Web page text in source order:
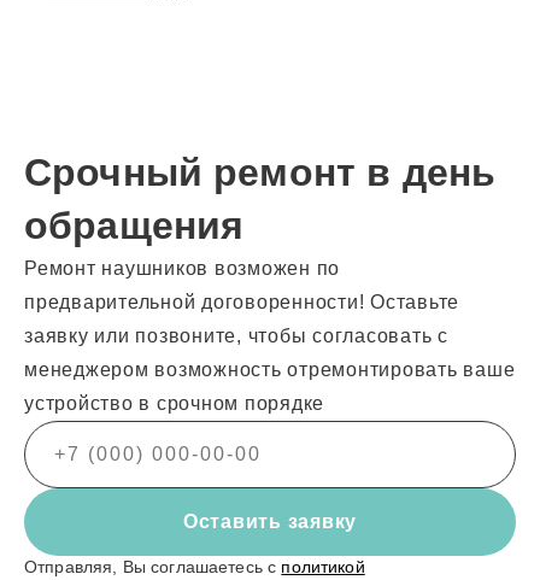
Срочный ремонт в день
обращения
Ремонт наушников возможен по
предварительной договоренности! Оставьте
заявку или позвоните, чтобы согласовать с
менеджером возможность отремонтировать ваше
устройство в срочном порядке
Оставить заявку
Отправляя, Вы соглашаетесь с политикой